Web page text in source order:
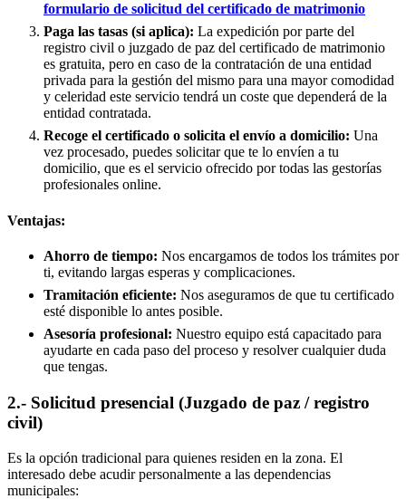
formulario de solicitud del certificado de matrimonio
Paga las tasas (si aplica): La expedición por parte del
registro civil o juzgado de paz del certificado de matrimonio
es gratuita, pero en caso de la contratación de una entidad
privada para la gestión del mismo para una mayor comodidad
y celeridad este servicio tendrá un coste que dependerá de la
entidad contratada.
Recoge el certificado o solicita el envío a domicilio: Una
vez procesado, puedes solicitar que te lo envíen a tu
domicilio, que es el servicio ofrecido por todas las gestorías
profesionales online.
Ventajas:
Ahorro de tiempo: Nos encargamos de todos los trámites por
ti, evitando largas esperas y complicaciones.
Tramitación eficiente: Nos aseguramos de que tu certificado
esté disponible lo antes posible.
Asesoría profesional: Nuestro equipo está capacitado para
ayudarte en cada paso del proceso y resolver cualquier duda
que tengas.
2.- Solicitud presencial (Juzgado de paz / registro
civil)
Es la opción tradicional para quienes residen en la zona. El
interesado debe acudir personalmente a las dependencias
municipales: